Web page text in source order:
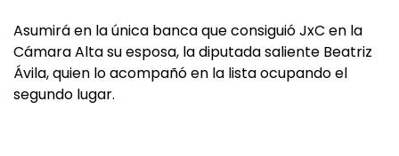
Asumirá en la única banca que consiguió JxC en la
Cámara Alta su esposa, la diputada saliente Beatriz
Ávila, quien lo acompañó en la lista ocupando el
segundo lugar.